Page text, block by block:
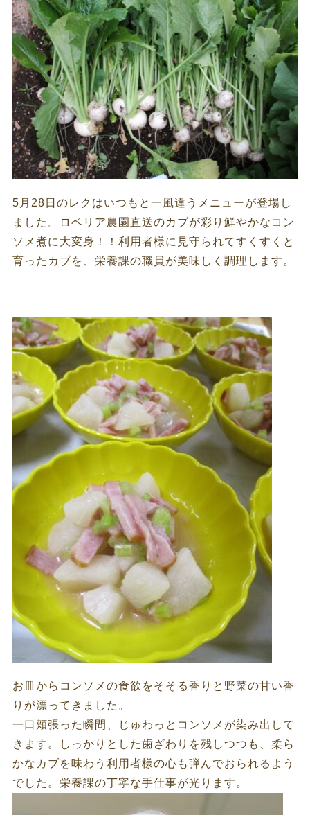
5月28日のレクはいつもと一風違うメニューが登場し
ました。ロベリア農園直送のカブが彩り鮮やかなコン
ソメ煮に大変身！！利用者様に見守られてすくすくと
育ったカブを、栄養課の職員が美味しく調理します。
お皿からコンソメの食欲をそそる香りと野菜の甘い香
りが漂ってきました。
一口頬張った瞬間、じゅわっとコンソメが染み出して
きます。しっかりとした歯ざわりを残しつつも、柔ら
かなカブを味わう利用者様の心も弾んでおられるよう
でした。栄養課の丁寧な手仕事が光ります。